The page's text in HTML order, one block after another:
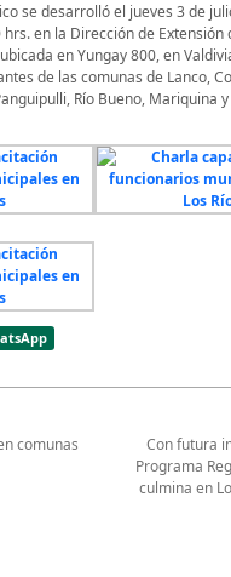
se desarrolló el jueves 3 de
en la Dirección de Extensión
en Yungay 800, en
de las comunas de Lanco,
Río Bueno, Mariquina
comunas
Con futura
Programa
culmina en